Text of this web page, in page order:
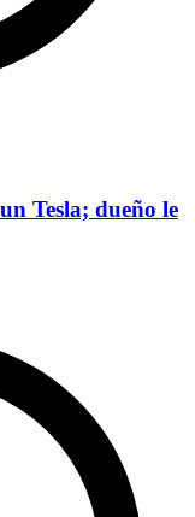
Tesla; dueño le